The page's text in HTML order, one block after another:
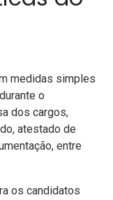
medidas simples
durante o
dos cargos,
atestado de
entre
os candidatos